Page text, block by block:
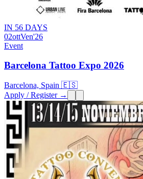
IN 56 DAYS
02ottVen'26
Event
Barcelona Tattoo Expo 2026
Barcelona, Spain 🇪🇸
Apply / Register →